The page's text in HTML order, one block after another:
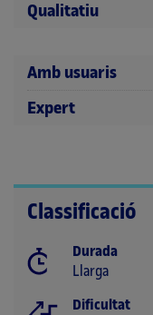
Qualitatiu
Amb usuaris
Expert
Classificació
Durada
Llarga
Dificultat